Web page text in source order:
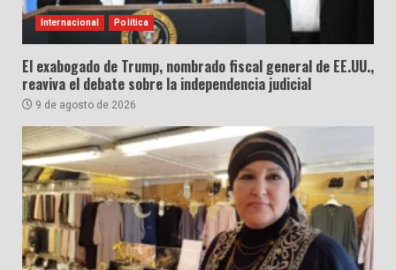
Internacional Política
El exabogado de Trump, nombrado fiscal general de EE.UU.,
reaviva el debate sobre la independencia judicial
9 de agosto de 2026